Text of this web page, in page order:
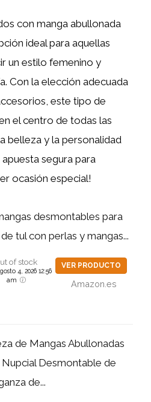
con manga abullonada
ideal para aquellas
un estilo femenino y
Con la elección adecuada
este tipo de
el centro de todas las
belleza y la personalidad
segura para
ocasión especial!
desmontables para
tul con perlas y mangas...
of stock
4, 2026 12:56
am
VER PRODUCTO
Amazon.es
de Mangas Abullonadas
Desmontable de
de...